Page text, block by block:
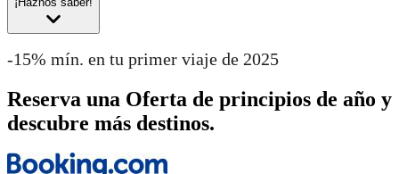
-15% mín. en tu primer viaje de 2025
Reserva una Oferta de principios de año y
descubre más destinos.